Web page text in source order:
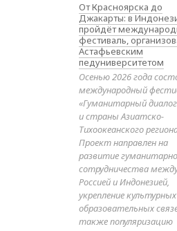
От Красноярска до
Джакарты: в
пройдёт
фестиваль,
Астафьевским
педуниверситетом
Осенью 2026 года
международный
«Гуманитарный
и страны Азиатско-
Тихоокеанского
Проект направлен на
развитие
сотрудничества
Россией и Индонезией,
укрепление
образовательных
также популяризацию